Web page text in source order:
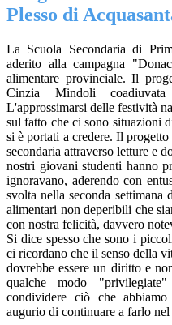
Plesso di
La Scuola Secondaria di
aderito alla campagna
alimentare provinciale. Il
Cinzia Mindoli
L'approssimarsi delle festività
sul fatto che ci sono situazioni
si è portati a credere. Il
secondaria attraverso letture e
nostri giovani studenti hanno
ignoravano, aderendo con
svolta nella seconda
alimentari non deperibili che
con nostra felicità, davvero
Si dice spesso che sono i
ci ricordano che il senso della
dovrebbe essere un diritto e
qualche modo
condividere ciò che
augurio di continuare a farlo